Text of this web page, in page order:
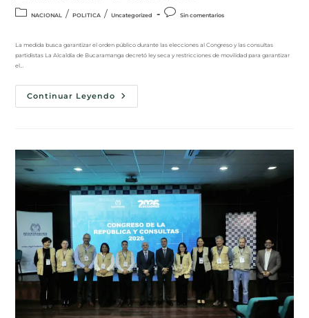
NACIONAL / POLITICA / Uncategorized Sin comentarios
La medida busca garantizar el orden público durante las elecciones al Congreso y las consultas
partidistas La Alcaldía de Bucaramanga decretó ley seca y restricciones de movilidad para garantizar
el…
Continuar Leyendo